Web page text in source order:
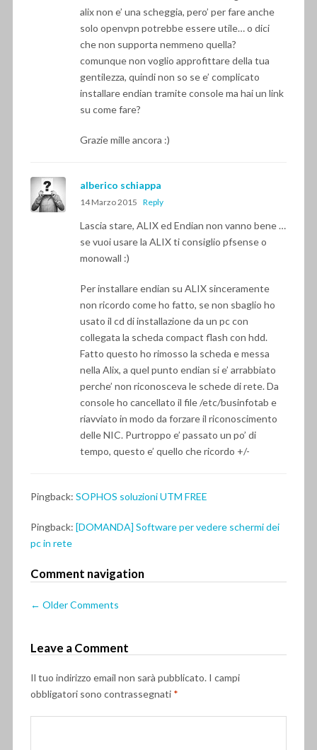
alix non e’ una scheggia, pero’ per fare anche
solo openvpn potrebbe essere utile… o dici
che non supporta nemmeno quella?
comunque non voglio approfittare della tua
gentilezza, quindi non so se e’ complicato
installare endian tramite console ma hai un link
su come fare?
Grazie mille ancora :)
alberico schiappa
14 Marzo 2015 Reply
Lascia stare, ALIX ed Endian non vanno bene …
se vuoi usare la ALIX ti consiglio pfsense o
monowall :)
Per installare endian su ALIX sinceramente
non ricordo come ho fatto, se non sbaglio ho
usato il cd di installazione da un pc con
collegata la scheda compact flash con hdd.
Fatto questo ho rimosso la scheda e messa
nella Alix, a quel punto endian si e’ arrabbiato
perche’ non riconosceva le schede di rete. Da
console ho cancellato il file /etc/businfotab e
riavviato in modo da forzare il riconoscimento
delle NIC. Purtroppo e’ passato un po’ di
tempo, questo e’ quello che ricordo +/-
Pingback: SOPHOS soluzioni UTM FREE
Pingback: [DOMANDA] Software per vedere schermi dei
pc in rete
Comment navigation
← Older Comments
Leave a Comment
Il tuo indirizzo email non sarà pubblicato. I campi
obbligatori sono contrassegnati *